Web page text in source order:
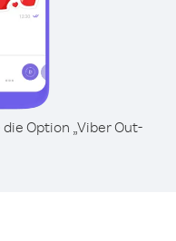
Option „Viber Out-